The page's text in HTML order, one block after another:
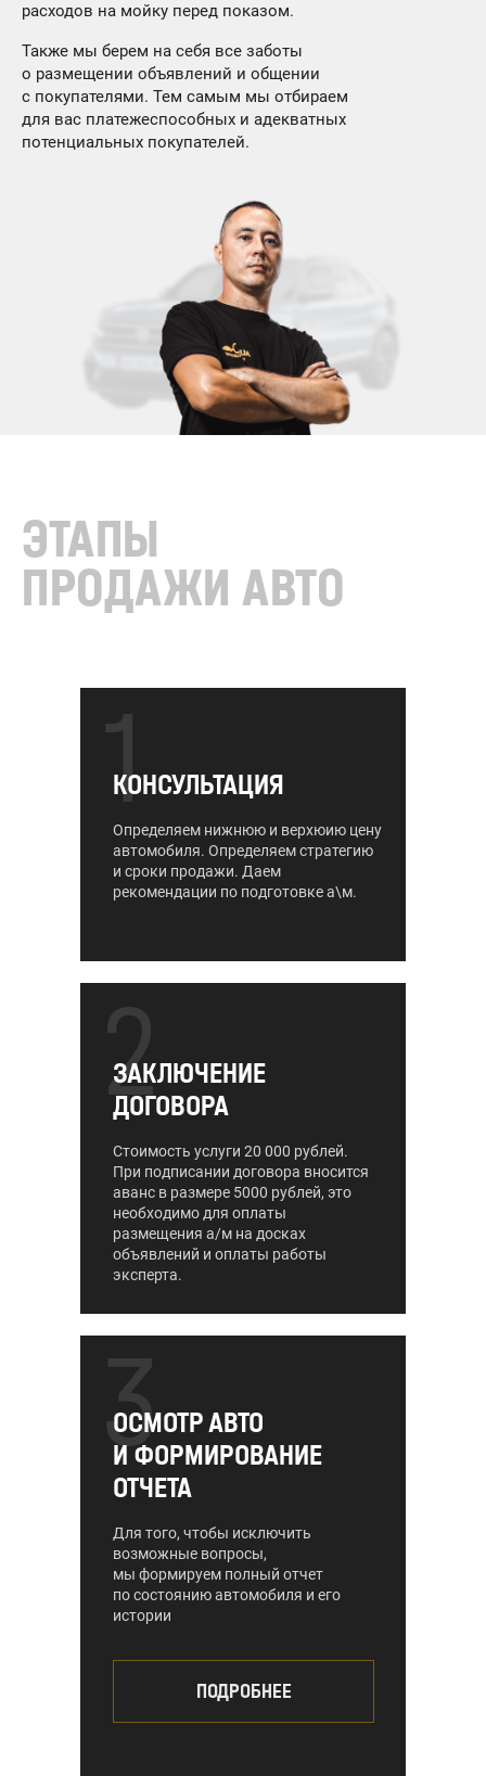
расходов на мойку перед показом.
Также мы берем на себя все заботы
о размещении объявлений и общении
с покупателями. Тем самым мы отбираем
для вас платежеспособных и адекватных
потенциальных покупателей.
КОНСУЛЬТАЦИЯ
ЗАКЛЮЧЕНИЕ
ДОГОВОРА
Стоимость услуги 20 000 рублей.
При подписании договора вносится
аванс в размере 5000 рублей, это
необходимо для оплаты
размещения а/м на досках
объявлений и оплаты работы
эксперта.
ОСМОТР АВТО
И ФОРМИРОВАНИЕ
ОТЧЕТА
Для того, чтобы исключить
возможные вопросы,
мы формируем полный отчет
по состоянию автомобиля и его
истории
ПОДРОБНЕЕ
ЭТАПЫ
ПРОДАЖИ АВТО
Определяем нижнюю и верхюию цену
автомобиля. Определяем стратегию
и сроки продажи. Даем
рекомендации по подготовке а\м.
1
2
3